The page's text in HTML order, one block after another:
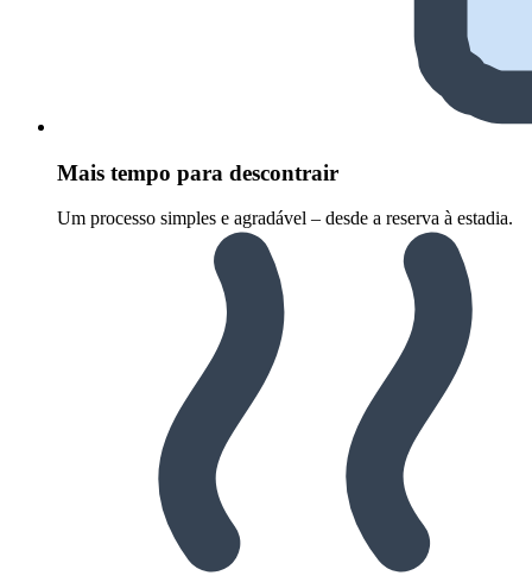
Mais tempo para descontrair
Um processo simples e agradável – desde a reserva à estadia.